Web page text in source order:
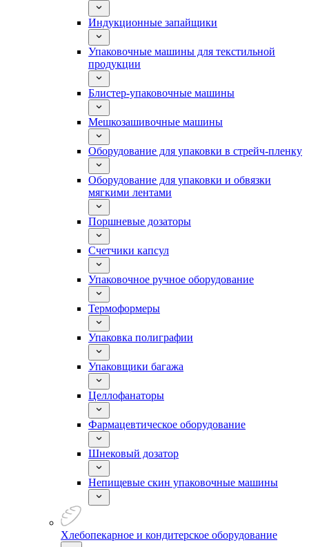
Индукционные запайщики
Упаковочные машины для текстильной
продукции
Блистер-упаковочные машины
Мешкозашивочные машины
Оборудование для упаковки в стрейч-пленку
Оборудование для упаковки и обвязки
мягкими лентами
Поршневые дозаторы
Счетчики капсул
Упаковочное ручное оборудование
Термоформеры
Упаковка полиграфии
Упаковщики багажа
Целлофанаторы
Фармацевтическое оборудование
Шнековый дозатор
Непищевые скин упаковочные машины
Хлебопекарное и кондитерское оборудование